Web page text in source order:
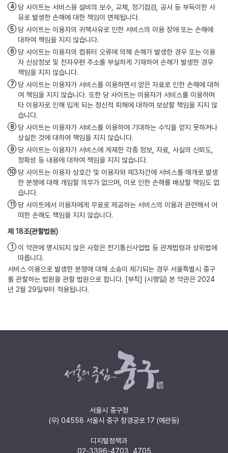
당 사이트는 서비스용 설비의 보수, 교체, 정기점검, 공사 등 부득이한 사
유로 발생한 손해에 대한 책임이 면제됩니다.
당 사이트는 이용자의 귀책사유로 인한 서비스의 이용 장애 또는 손해에
대하여 책임을 지지 않습니다.
당 사이트는 이용자의 컴퓨터 오류에 의해 손해가 발생한 경우 또는 이용
자 신상정보 및 전자우편 주소를 부실하게 기재하여 손해가 발생한 경우
책임을 지지 않습니다.
당 사이트는 이용자가 서비스를 이용하면서 얻은 자료로 인한 손해에 대하
여 책임을 지지 않습니다. 또한 당 사이트는 이용자가 서비스를 이용하며
타 이용자로 인해 입게 되는 정신적 피해에 대하여 보상할 책임을 지지 않
습니다.
당 사이트는 이용자가 서비스를 이용하여 기대하는 수익을 얻지 못하거나
상실한 것에 대하여 책임을 지지 않습니다.
당 사이트는 이용자가 서비스에 게재한 각종 정보, 자료, 사실의 신뢰도,
정확성 등 내용에 대하여 책임을 지지 않습니다.
당 사이트는 이용자 상호간 및 이용자와 제3자간에 서비스를 매개로 발생
한 분쟁에 대해 개입할 의무가 없으며, 이로 인한 손해를 배상할 책임도 없
습니다.
당 사이트에서 이용자에게 무료로 제공하는 서비스의 이용과 관련해서 어
떠한 손해도 책임을 지지 않습니다.
(관할법원)
이 약관에 명시되지 않은 사항은 전기통신사업법 등 관계법령과 상위법에
따릅니다.
서비스 이용으로 발생한 분쟁에 대해 소송이 제기되는 경우 서울특별시 중구
를 관할하는 법원을 관할 법원으로 합니다. [부칙] (시행일) 본 약관은 2024
년 2월 29일부터 적용됩니다.
서울시 중구청
(우) 04558 서울시 중구 창경궁로 17 (예관동)
디지털정책과
02-3396-4703, 4705